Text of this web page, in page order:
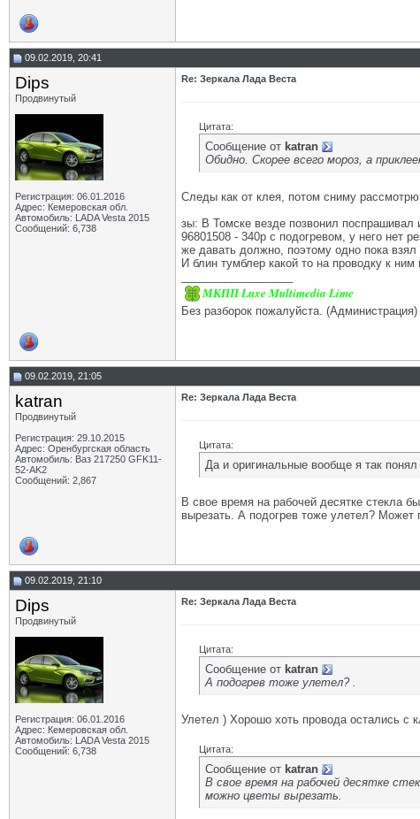
09.02.2019, 20:41
Dips
Продвинутый
Регистрация: 06.01.2016
Адрес: Кемеровская обл.
Автомобиль: LADA Vesta 2015
Сообщений: 6,738
Re: Зеркала Лада Веста
Цитата:
Сообщение от katran
Обидно. Скорее всего мороз, а
Следы как от клея, потом сниму
зы: В Томске везде позвонил поспрашивал
96801508 - 340р с подогревом, у него нет
же давать должно, поэтому одно пока
И блин тумблер какой то на проводку к ним
МКПП Luxe Multimedia Lime
Без разборок пожалуйста. (Администрация)
09.02.2019, 21:05
katran
Продвинутый
Регистрация: 29.10.2015
Адрес: Оренбургская область
Автомобиль: Ваз 217250 GFK11-
52-AK2
Сообщений: 2,867
Re: Зеркала Лада Веста
Цитата:
Да и оригинальные вообще я так понял
В свое время на рабочей десятке стекла
вырезать. А подогрев тоже улетел? Может
09.02.2019, 21:10
Dips
Продвинутый
Регистрация: 06.01.2016
Адрес: Кемеровская обл.
Автомобиль: LADA Vesta 2015
Сообщений: 6,738
Re: Зеркала Лада Веста
Цитата:
Сообщение от katran
А подогрев тоже улетел? .
Улетел ) Хорошо хоть провода остались с
Цитата:
Сообщение от katran
В свое время на рабочей десятке
можно цветы вырезать.